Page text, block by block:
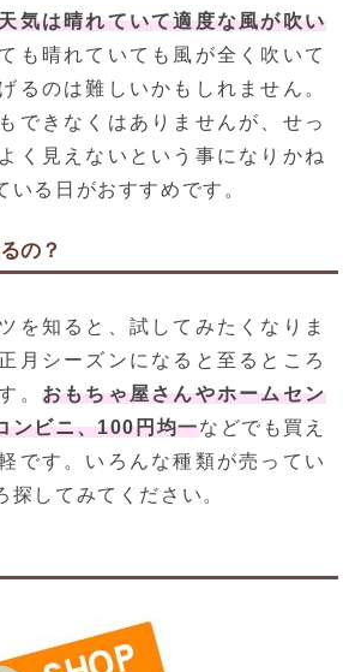
気は晴れていて適度な風が吹い
も晴れていても風が全く吹いて
るのは難しいかもしれません。
できなくはありませんが、せっ
く見えないという事になりかね
いる日がおすすめです。
の？
を知ると、試してみたくなりま
月シーズンになると至るところ
。 おもちゃ屋さんやホームセン
ンビニ、100円均一などでも買え
です。いろんな種類が売ってい
探してみてください。